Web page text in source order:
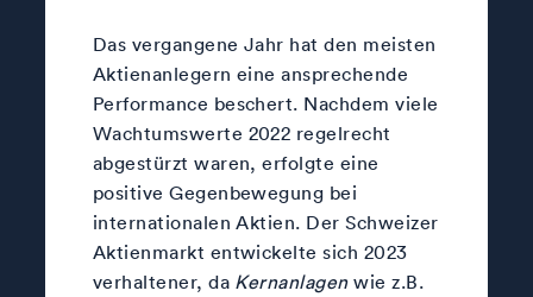
Das vergangene Jahr hat den meisten
Aktienanlegern eine ansprechende
Performance beschert. Nachdem viele
Wachtumswerte 2022 regelrecht
abgestürzt waren, erfolgte eine
positive Gegenbewegung bei
internationalen Aktien. Der Schweizer
Aktienmarkt entwickelte sich 2023
verhaltener, da Kernanlagenwie z.B.